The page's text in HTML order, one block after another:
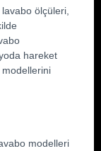
ölçüleri,
hareket
modelleri